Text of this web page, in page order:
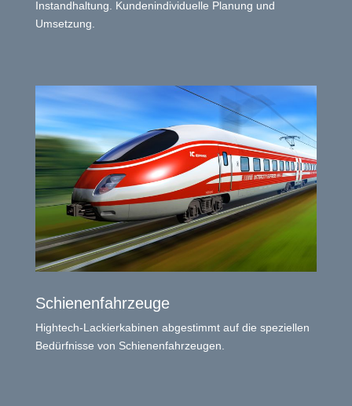
Instandhaltung. Kundenindividuelle Planung und
Umsetzung.
Schienenfahrzeuge
Hightech-Lackierkabinen abgestimmt auf die speziellen
Bedürfnisse von Schienenfahrzeugen.